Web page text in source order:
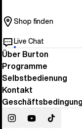
Shop finden
Live Chat
Über Burton
Programme
Selbstbedienung
Kontakt
InstagramYouTubeTikTok